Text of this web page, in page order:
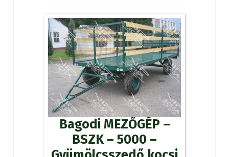
Bagodi MEZŐGÉP –
BSZK – 5000 –